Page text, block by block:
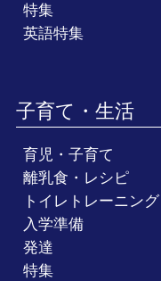
特集
英語特集
子育て・生活
育児・子育て
離乳食・レシピ
トイレトレーニング
入学準備
発達
特集